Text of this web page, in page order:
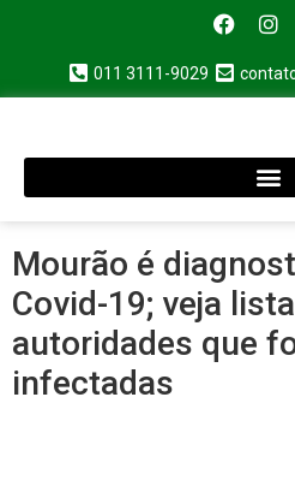
011 3111-9029
Mourão é
Covid-19; veja
autoridades que
infectadas